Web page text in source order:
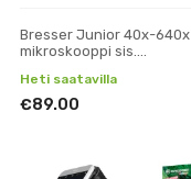
Bresser Junior 40x-640x
mikroskooppi sis.
Heti saatavilla
€89.00